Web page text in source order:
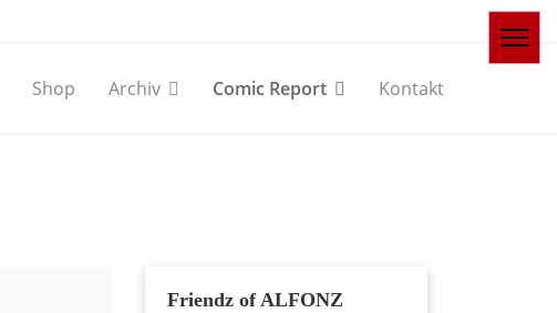
Shop Archiv Comic Report Kontakt
Friendz of ALFONZ